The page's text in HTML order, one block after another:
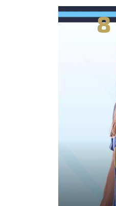
8